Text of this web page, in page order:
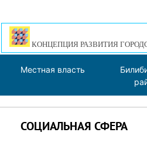
КОНЦЕПЦИЯ РАЗВИТИЯ
Местная власть
СОЦИАЛЬНАЯ СФЕРА